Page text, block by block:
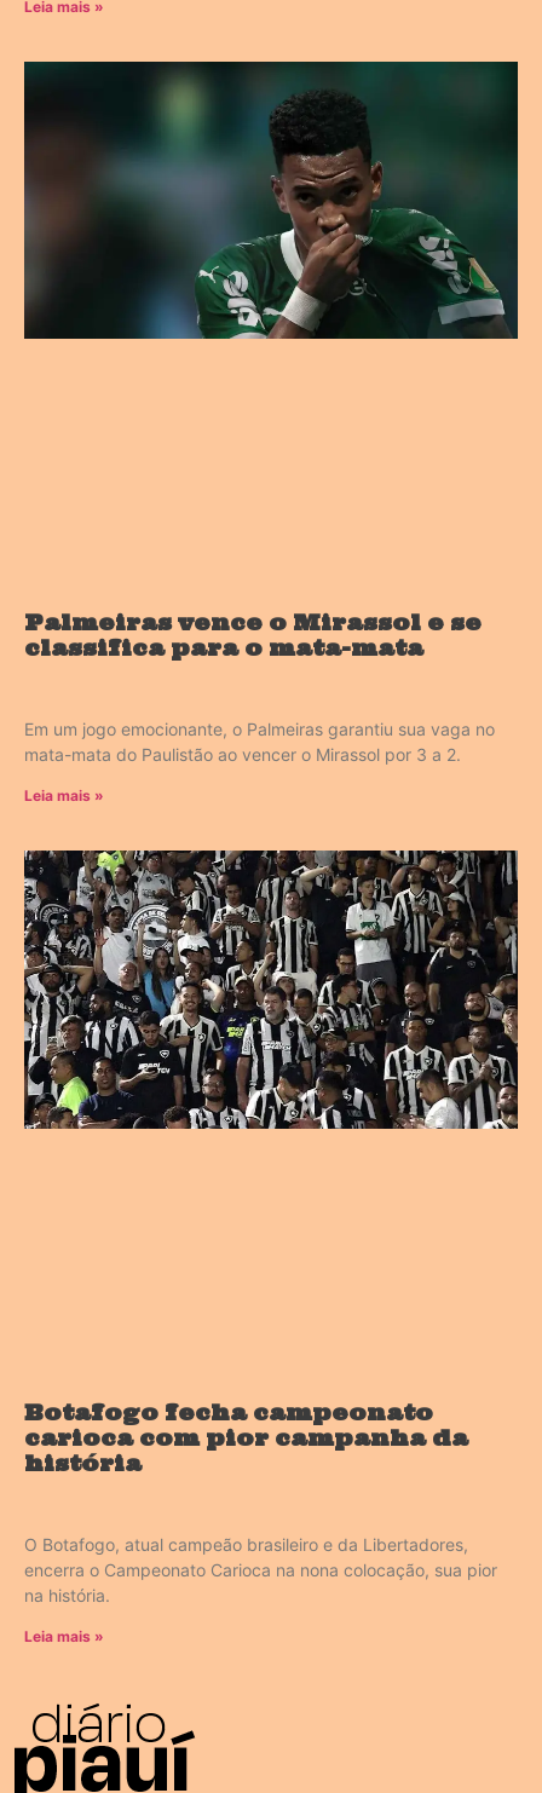
Leia mais »
Palmeiras vence o Mirassol e se
classifica para o mata-mata
Em um jogo emocionante, o Palmeiras garantiu sua vaga no
mata-mata do Paulistão ao vencer o Mirassol por 3 a 2.
Leia mais »
Botafogo fecha campeonato
carioca com pior campanha da
história
O Botafogo, atual campeão brasileiro e da Libertadores,
encerra o Campeonato Carioca na nona colocação, sua pior
na história.
Leia mais »